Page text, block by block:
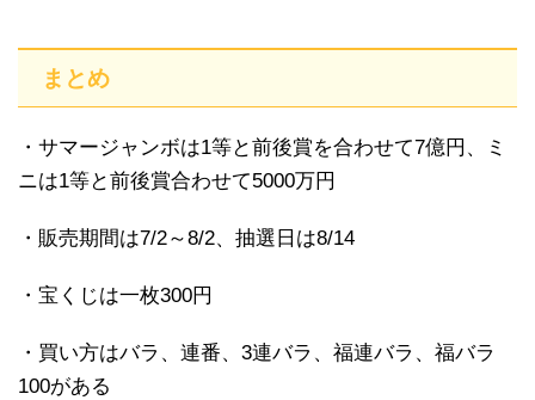
まとめ
・サマージャンボは1等と前後賞を合わせて7億円、ミ
ニは1等と前後賞合わせて5000万円
・販売期間は7/2～8/2、抽選日は8/14
・宝くじは一枚300円
・買い方はバラ、連番、3連バラ、福連バラ、福バラ
100がある